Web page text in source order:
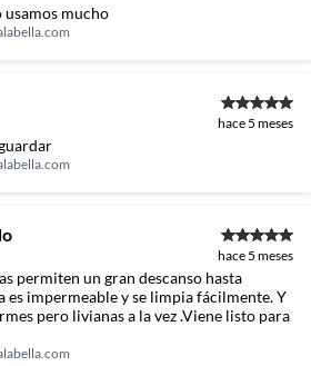
usamos mucho
hace 5 meses
hace 5 meses
permiten un gran descanso hasta
es impermeable y se limpia fácilmente. Y
pero livianas a la vez .Viene listo para